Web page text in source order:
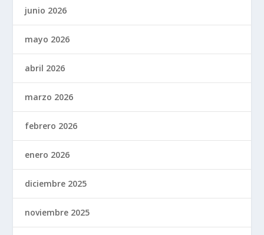
junio 2026
mayo 2026
abril 2026
marzo 2026
febrero 2026
enero 2026
diciembre 2025
noviembre 2025